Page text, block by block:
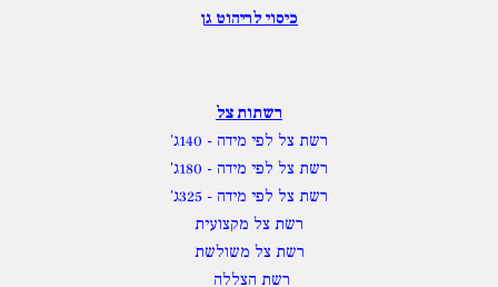
כיסוי לריהוט גן
רשתות צל
רשת צל לפי מידה - 140ג'
רשת צל לפי מידה - 180ג'
רשת צל לפי מידה - 325ג'
רשת צל מקצועית
רשת צל משולשת
רשת הצללה